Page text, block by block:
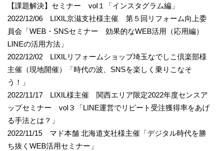
【課題解決】セミナー vol１「インスタグラム編」
2022/12/06 LIXIL京滋支社様主催 第５回リフォーム向上委
員会「WEB・SNSセミナー 効果的なWEB活用（応用編）
LINEの活用方法」
2022/12/02 LIXILリフォームショップ埼玉なでしこ倶楽部様
主催（現地開催）「時代の波、SNSを楽しく乗りこなそ
う！」
2022/11/17 LIXIL様主催 関西エリア限定2022年度センスア
ップセミナー vol３「LINE運営でリピート受注獲得率をあげ
る手法とは？」
2022/11/15 マド本舗 北海道支社様主催「デジタル時代を勝
ち抜くWEB活用セミナー」